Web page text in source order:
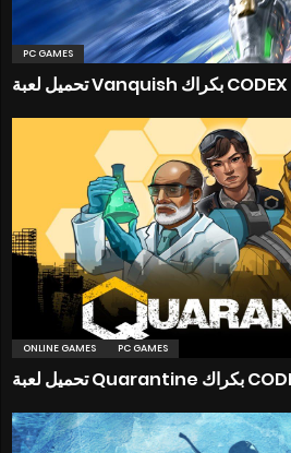
PC GAMES
ONLINE GAMES PC GAMES